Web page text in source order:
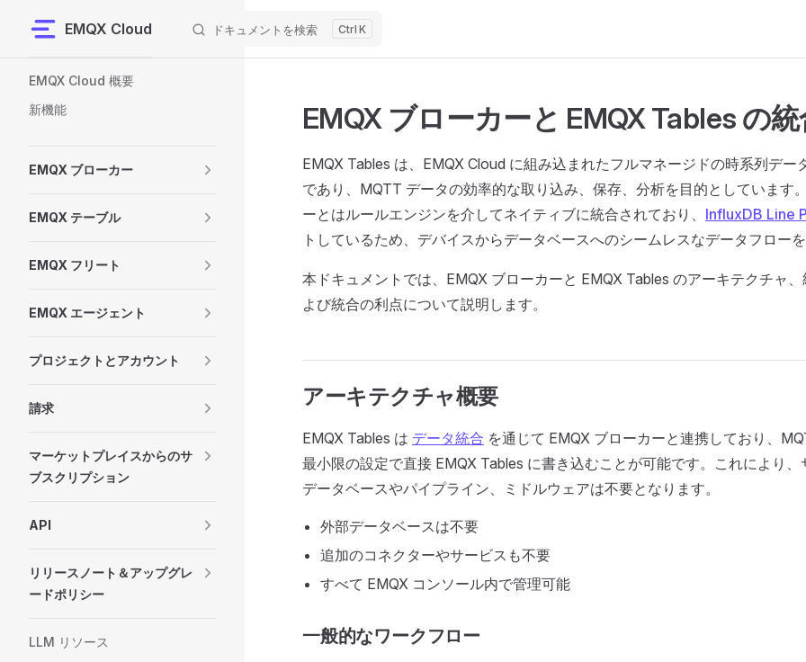
Skip to content
EMQX Cloud ドキュメントを検索 K
EMQX Cloud 概要
新機能
EMQX ブローカー
EMQX テーブル
EMQX フリート
EMQX エージェント
プロジェクトとアカウント
請求
マーケットプレイスからのサ
ブスクリプション
API
リリースノート＆アップグレ
ードポリシー
LLM リソース
EMQX ブローカーと EMQX Tables の
EMQX Tables は、EMQX Cloud に組み込まれたフルマネージドの時系列デー
であり、MQTT データの効率的な取り込み、保存、分析を目的としています
ーとはルールエンジンを介してネイティブに統合されており、 InfluxDB Line
トしているため、デバイスからデータベースへのシームレスなデータフローを
本ドキュメントでは、EMQX ブローカーと EMQX Tables のアーキテクチャ
よび統合の利点について説明します。
アーキテクチャ概要
EMQX Tables は データ統合 を通じて EMQX ブローカーと連携しており、
最小限の設定で直接 EMQX Tables に書き込むことが可能です。これにより
データベースやパイプライン、ミドルウェアは不要となります。
外部データベースは不要
追加のコネクターやサービスも不要
すべて EMQX コンソール内で管理可能
一般的なワークフロー